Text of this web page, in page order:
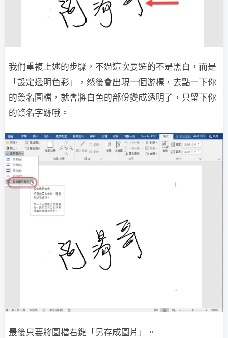
我們重複上述的步驟，不過這次要選的不是黑白，而是
「設定透明色彩」，然後會出現一個游標，去點一下你
的簽名圖檔，就會將白色的部份變成透明了，只留下你
的簽名字跡哦。
最後只要將圖檔右鍵「另存成圖片」。